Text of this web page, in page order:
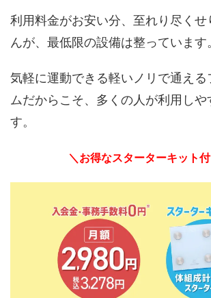
利用料金がお安い分、至れり尽く
んが、最低限の設備は整っています
気軽に運動できる軽いノリで通える
ムだからこそ、多くの人が利用しや
す。
＼お得なスターターキット